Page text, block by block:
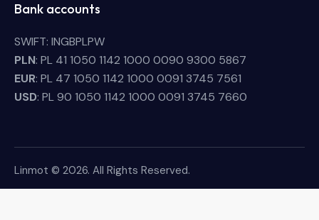
Bank accounts
SWIFT: INGBPLPW
PLN: PL 41 1050 1142 1000 0090 9300 5867
EUR: PL 47 1050 1142 1000 0091 3745 7561
USD: PL 90 1050 1142 1000 0091 3745 7660
Linmot © 2026. All Rights Reserved.